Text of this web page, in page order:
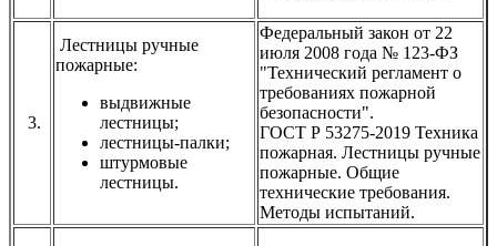
3.
Лестницы ручные
пожарные:
выдвижные
лестницы;
лестницы-палки;
штурмовые
лестницы.
Федеральный закон от 22
июля 2008 года № 123-ФЗ
"Технический регламент о
требованиях пожарной
безопасности".
ГОСТ Р 53275-2019 Техника
пожарная. Лестницы ручные
пожарные. Общие
технические требования.
Методы испытаний.